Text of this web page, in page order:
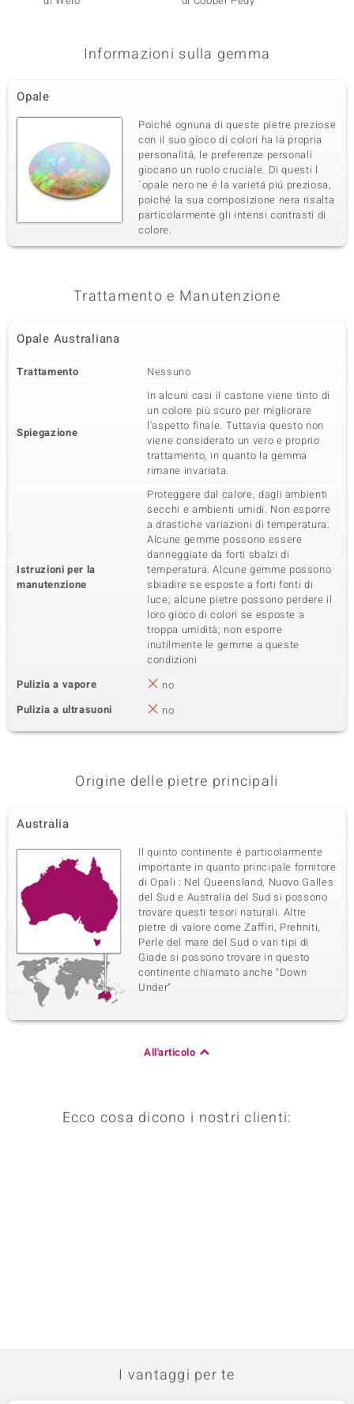
Informazioni sulla gemma
Opale
Poiché ognuna di queste pietre preziose
con il suo gioco di colori ha la propria
personalitá, le preferenze personali
giocano un ruolo cruciale. Di questi l
´opale nero ne é la varietá piú preziosa,
poiché la sua composizione nera risalta
particolarmente gli intensi contrasti di
colore.
Trattamento e Manutenzione
Opale Australiana
Trattamento Nessuno
Spiegazione
In alcuni casi il castone viene tinto di
un colore più scuro per migliorare
l'aspetto finale. Tuttavia questo non
viene considerato un vero e proprio
trattamento, in quanto la gemma
rimane invariata.
Istruzioni per la
manutenzione
Proteggere dal calore, dagli ambienti
secchi e ambienti umidi. Non esporre
a drastiche variazioni di temperatura.
Alcune gemme possono essere
danneggiate da forti sbalzi di
temperatura. Alcune gemme possono
sbiadire se esposte a forti fonti di
luce; alcune pietre possono perdere il
loro gioco di colori se esposte a
troppa umidità; non esporre
inutilmente le gemme a queste
condizioni
Pulizia a vapore
no
Pulizia a ultrasuoni
no
Origine delle pietre principali
Australia
Il quinto continente é particolarmente
importante in quanto principale fornitore
di Opali : Nel Queensland, Nuovo Galles
del Sud e Australia del Sud si possono
trovare questi tesori naturali. Altre
pietre di valore come Zaffiri, Prehniti,
Perle del mare del Sud o vari tipi di
Giade si possono trovare in questo
continente chiamato anche "Down
Under"
All'articolo
Ecco cosa dicono i nostri clienti:
I vantaggi per te